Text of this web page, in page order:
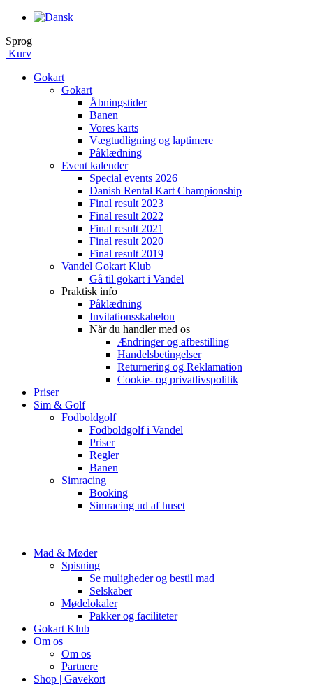
Sprog
Kurv
Gokart
Gokart
Åbningstider
Banen
Vores karts
Vægtudligning og laptimere
Påklædning
Event kalender
Special events 2026
Danish Rental Kart Championship
Final result 2023
Final result 2022
Final result 2021
Final result 2020
Final result 2019
Vandel Gokart Klub
Gå til gokart i Vandel
Praktisk info
Påklædning
Invitationsskabelon
Når du handler med os
Ændringer og afbestilling
Handelsbetingelser
Returnering og Reklamation
Cookie- og privatlivspolitik
Priser
Sim & Golf
Fodboldgolf
Fodboldgolf i Vandel
Priser
Regler
Banen
Simracing
Booking
Simracing ud af huset
Mad & Møder
Spisning
Se muligheder og bestil mad
Selskaber
Mødelokaler
Pakker og faciliteter
Gokart Klub
Om os
Om os
Partnere
Shop | Gavekort